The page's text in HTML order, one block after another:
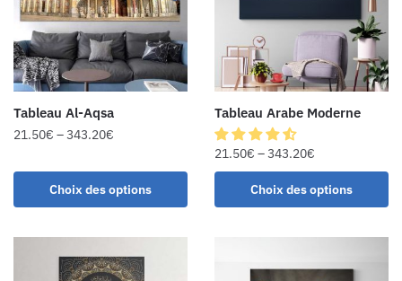
Tableau Al-Aqsa
21.50€ –343.20€
Choix des options
Tableau Arabe Moderne
21.50€ –343.20€
Choix des options